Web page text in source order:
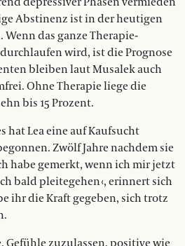
Abstinenz ist in der heutigen
das ganze Therapie­
wird, ist die Prognose
bleiben laut Musalek auch
Ohne Therapie liege die
bis 15 Prozent.
hat Lea eine auf Kaufsucht
Zwölf Jahre nachdem sie
habe gemerkt, wenn ich mir jetzt
bald pleitegehen ‹, erinnert sich
ihr die Kraft gegeben, sich trotz